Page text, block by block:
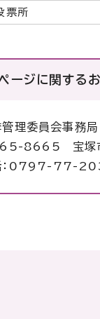
票所
ージに関する
理委員会事務局
8665 宝塚
：0797-77-